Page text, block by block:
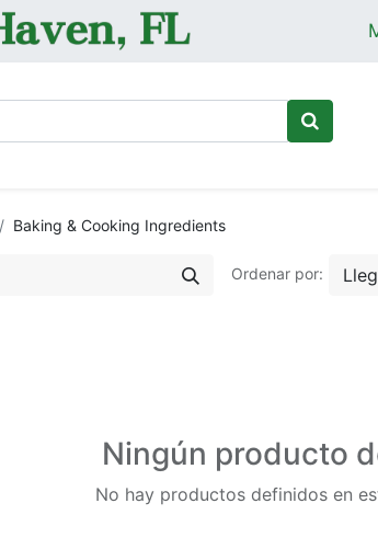
Baking & Cooking Ingredients
Ordenar por:
Ningún producto
No hay productos definidos en